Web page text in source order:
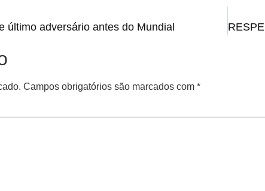
último adversário antes do Mundial
Campos obrigatórios são marcados com *